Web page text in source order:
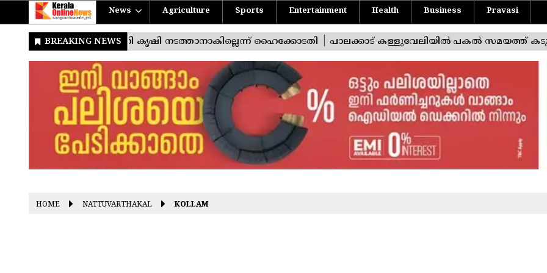
News Agriculture Sports Entertainment Health Business Pravasi
HOME NATTUVARTHAKAL KOLLAM